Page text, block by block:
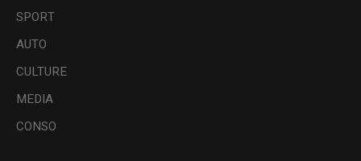
SPORT
AUTO
CULTURE
MEDIA
CONSO